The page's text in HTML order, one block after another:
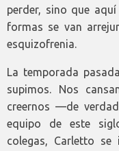
perder, sino que
formas se van
esquizofrenia.
La temporada
supimos. Nos
creernos —de
equipo de este
colegas, Carletto se